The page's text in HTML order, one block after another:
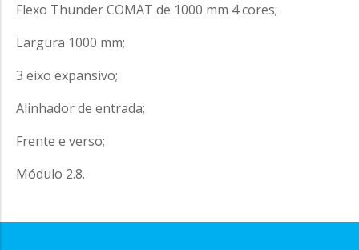
Flexo Thunder COMAT de 1000 mm 4 cores;
Largura 1000 mm;
3 eixo expansivo;
Alinhador de entrada;
Frente e verso;
Módulo 2.8.